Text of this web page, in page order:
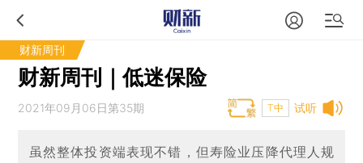
财新周刊
财新周刊｜低迷保险
试听
2021年09月06日第35期 T中
虽然整体投资端表现不错，但寿险业压降代理人规